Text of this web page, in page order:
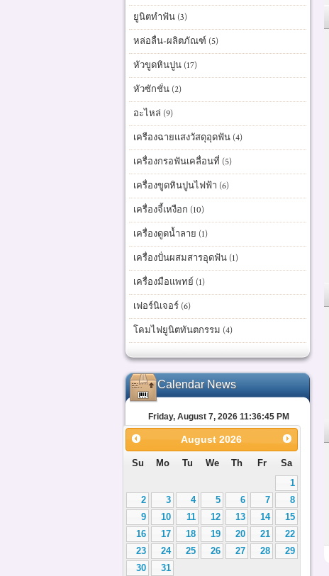
ยูนิตทำฟัน (3)
หล่อลื่น-ผลิตภัณฑ์ (5)
หัวขูดหินปูน (17)
หัวซักชั่น (2)
อะไหล่ (9)
เครืองฉายแสงวัสดุอุดฟัน (4)
เครื่องกรอฟันเคลื่อนที่ (5)
เครื่องขูดหินปูนไฟฟ้า (6)
เครื่องจี้เหงือก (10)
เครื่องดูดน้ำลาย (1)
เครื่องปั่นผสมสารอุดฟัน (1)
เครื่องมือแพทย์ (1)
เฟอร์นิเจอร์ (6)
โคมไฟยูนิตทันตกรรม (4)
Calendar News
Friday, August 7, 2026 11:36:46 PM
August 2026
Su Mo Tu We Th Fr
Sa
1
2
3 4 5 6 7
8
9
10 11 12 13 14
15
16
17 18 19 20 21
22
23
24 25 26 27 28
29
30
31